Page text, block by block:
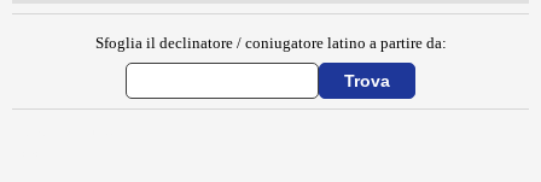
Sfoglia il declinatore / coniugatore latino a partire da: